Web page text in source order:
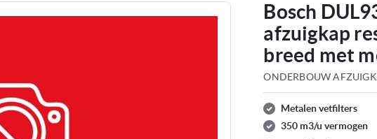
Bosch
afzuigkap
breed met
ONDERBOUW
Metalen vetfilters
350 m3/u vermogen